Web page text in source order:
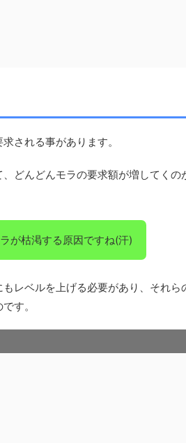
される事があります。
どんどんモラの要求額が増してくの
が枯渇する原因ですね(汗)
レベルを上げる必要があり、それら
す。